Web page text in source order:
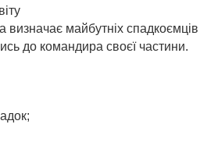
визначає майбутніх
до командира своєї частини.